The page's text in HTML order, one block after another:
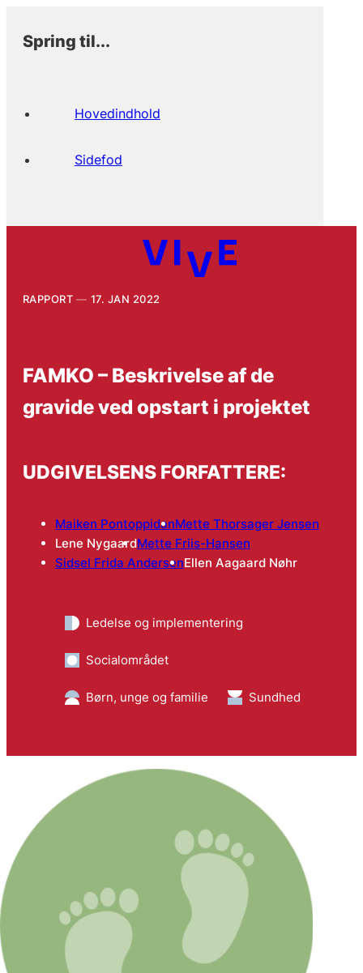
Spring til...
Hovedindhold
Sidefod
RAPPORT 17. JAN 2022
FAMKO – Beskrivelse af de
gravide ved opstart i projektet
UDGIVELSENS FORFATTERE:
Maiken PontoppidanMette Thorsager Jensen
Lene NygaardMette Friis-Hansen
Sidsel Frida AndersenEllen Aagaard Nøhr
Ledelse og implementering
Socialområdet
Børn, unge og familie Sundhed